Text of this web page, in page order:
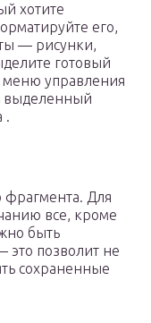
хотите
его,
— рисунки,
готовый
управления
выделенный
.
фрагмента. Для
все, кроме
быть
позволит не
сохраненные